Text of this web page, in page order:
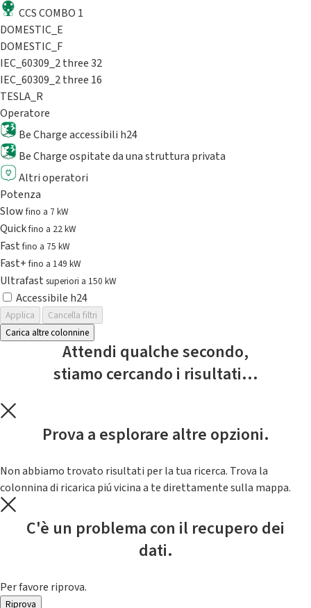
CCS COMBO 1
DOMESTIC_E
DOMESTIC_F
IEC_60309_2 three 32
IEC_60309_2 three 16
TESLA_R
Operatore
Be Charge accessibili h24
Be Charge ospitate da una struttura privata
Altri operatori
Potenza
Slowfino a 7 kW
Quickfino a 22 kW
Fastfino a 75 kW
Fast+fino a 149 kW
Ultrafast superiori a 150 kW
Accessibile h24
Applica
Cancella filtri
Carica altre colonnine
Attendi qualche secondo,
stiamo cercando i risultati...
Prova a esplorare altre opzioni.
Non abbiamo trovato risultati per la tua ricerca. Trova la
colonnina di ricarica piú vicina a te direttamente sulla mappa.
C'è un problema con il recupero dei
dati.
Per favore riprova.
Riprova